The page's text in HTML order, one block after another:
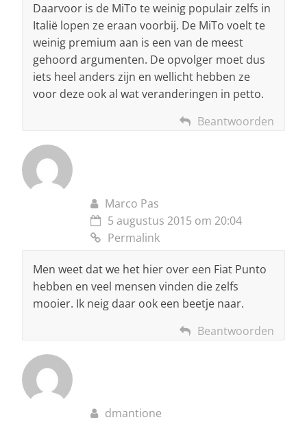
Daarvoor is de MiTo te weinig populair zelfs in
Italië lopen ze eraan voorbij. De MiTo voelt te
weinig premium aan is een van de meest
gehoord argumenten. De opvolger moet dus
iets heel anders zijn en wellicht hebben ze
voor deze ook al wat veranderingen in petto.
Beantwoorden
Marco Pas
5 augustus 2015 om 20:04
Permalink
Men weet dat we het hier over een Fiat Punto
hebben en veel mensen vinden die zelfs
mooier. Ik neig daar ook een beetje naar.
Beantwoorden
dmantione